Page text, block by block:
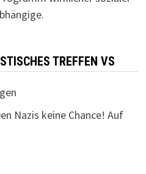
TREFFEN VS
Nazis keine Chance! Auf